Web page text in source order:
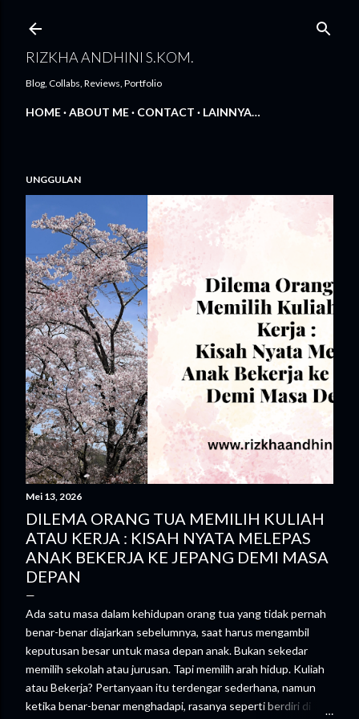
RIZKHA ANDHINI S.KOM.
Blog, Collabs, Reviews, Portfolio
HOME ABOUT ME CONTACT LAINNYA…
UNGGULAN
Mei 13, 2026
DILEMA ORANG TUA MEMILIH KULIAH
ATAU KERJA : KISAH NYATA MELEPAS
ANAK BEKERJA KE JEPANG DEMI MASA
DEPAN
Ada satu masa dalam kehidupan orang tua yang tidak pernah
benar-benar diajarkan sebelumnya, saat harus mengambil
keputusan besar untuk masa depan anak. Bukan sekedar
memilih sekolah atau jurusan. Tapi memilih arah hidup. Kuliah
atau Bekerja? Pertanyaan itu terdengar sederhana, namun
ketika benar-benar menghadapi, rasanya seperti berdiri di